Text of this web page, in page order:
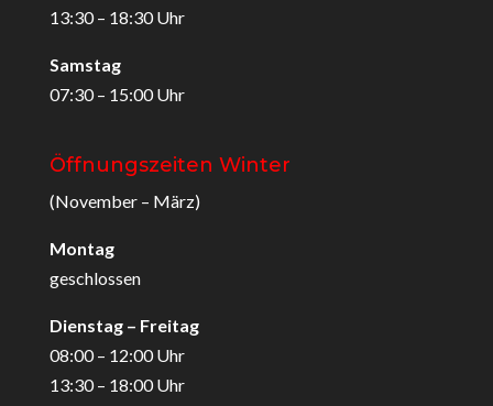
13:30 – 18:30 Uhr
Samstag
07:30 – 15:00 Uhr
Öffnungszeiten Winter
(November – März)
Montag
geschlossen
Dienstag – Freitag
08:00 – 12:00 Uhr
13:30 – 18:00 Uhr